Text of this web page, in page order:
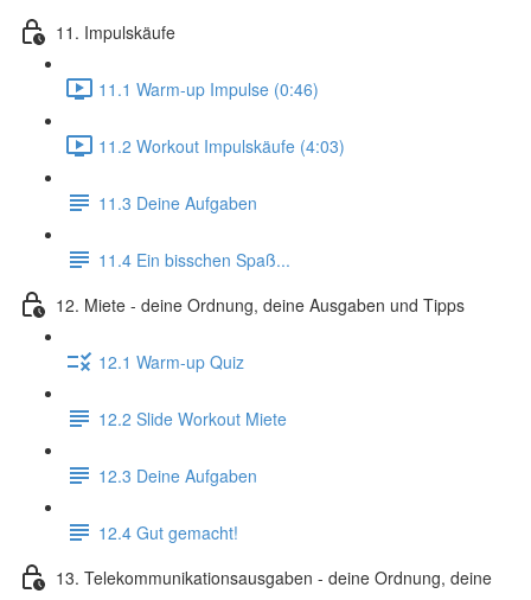
11. Impulskäufe
11.1 Warm-up Impulse (0:46)
11.2 Workout Impulskäufe (4:03)
11.3 Deine Aufgaben
11.4 Ein bisschen Spaß...
12. Miete - deine Ordnung, deine Ausgaben und Tipps
12.1 Warm-up Quiz
12.2 Slide Workout Miete
12.3 Deine Aufgaben
12.4 Gut gemacht!
13. Telekommunikationsausgaben - deine Ordnung, deine